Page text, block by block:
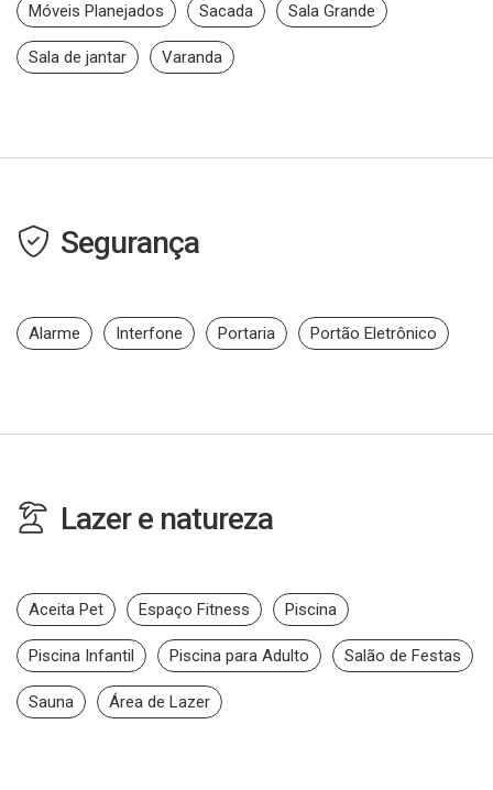
Móveis Planejados Sacada Sala Grande
Sala de jantar Varanda
Segurança
Alarme Interfone Portaria Portão Eletrônico
Lazer e natureza
Aceita Pet Espaço Fitness Piscina
Piscina Infantil Piscina para Adulto Salão de Festas
Sauna Área de Lazer